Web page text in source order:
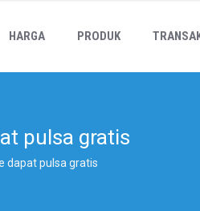
HARGA PRODUK
pulsa gratis
dapat pulsa gratis